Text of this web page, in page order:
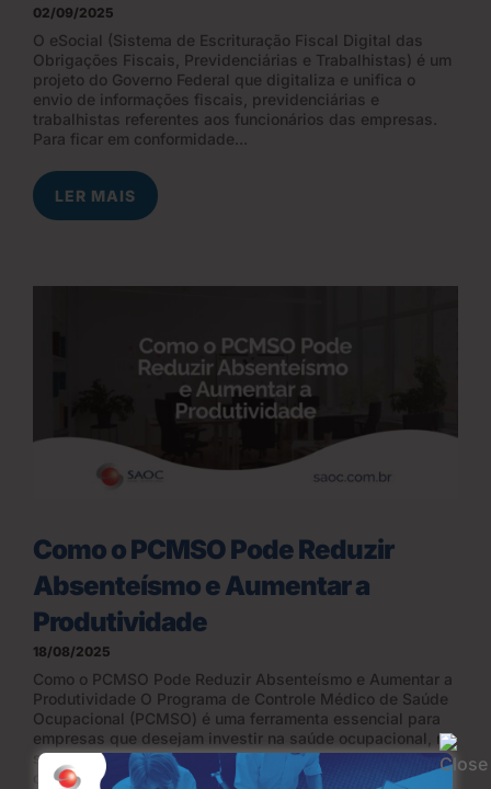
02/09/2025
O eSocial (Sistema de Escrituração Fiscal Digital das
Obrigações Fiscais, Previdenciárias e Trabalhistas) é um
projeto do Governo Federal que digitaliza e unifica o
envio de informações fiscais, previdenciárias e
trabalhistas referentes aos funcionários das empresas.
Para ficar em conformidade...
LER MAIS
Como o PCMSO Pode Reduzir
Absenteísmo e Aumentar a
Produtividade
18/08/2025
Como o PCMSO Pode Reduzir Absenteísmo e Aumentar a
Produtividade O Programa de Controle Médico de Saúde
Ocupacional (PCMSO) é uma ferramenta essencial para
empresas que desejam investir na saúde ocupacional, na
segurança do trabalho e na saúde no trabalho de seus
colaboradores. Estabelecido pela...